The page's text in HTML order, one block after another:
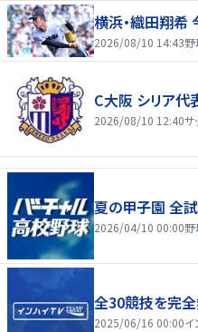
横浜・織田翔希
2026/08/10 14:43
C大阪 シリア代
2026/08/10 12:40サ
夏の甲子園 全
2026/04/10 00:00
全30競技を完全
2025/06/16 00:00イ